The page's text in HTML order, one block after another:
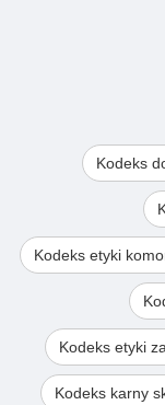
Kodeks
Kodeks etyki
Kodeks etyki
Kodeks karny